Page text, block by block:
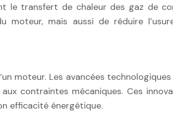
le transfert de chaleur des gaz de
moteur, mais aussi de réduire
moteur. Les avancées
contraintes mécaniques. Ces
efficacité énergétique.